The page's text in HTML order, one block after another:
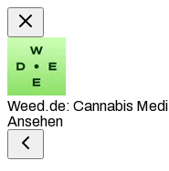
Weed.de: Cannabis
Ansehen